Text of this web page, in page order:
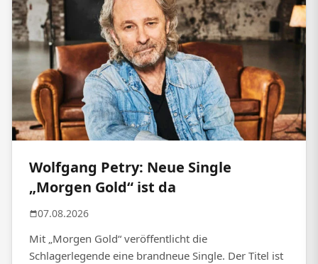
Wolfgang Petry: Neue Single
„Morgen Gold“ ist da
07.08.2026
Mit „Morgen Gold“ veröffentlicht die
Schlagerlegende eine brandneue Single. Der Titel ist